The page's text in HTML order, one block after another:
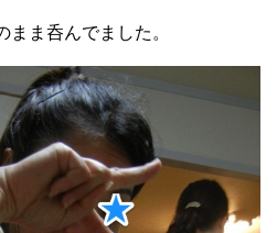
まま呑んでました。